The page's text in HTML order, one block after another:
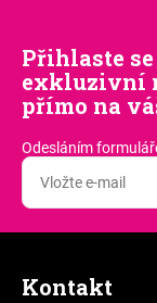
Přihlaste
exkluzivní
přímo na
Odesláním
Kontakt